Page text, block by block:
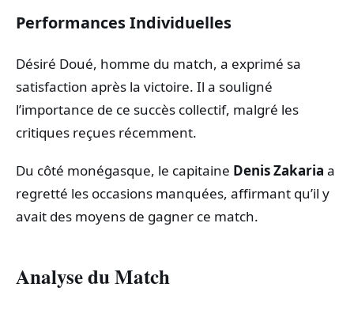
Performances Individuelles
Désiré Doué, homme du match, a exprimé sa
satisfaction après la victoire. Il a souligné
l’importance de ce succès collectif, malgré les
critiques reçues récemment.
Du côté monégasque, le capitaine Denis Zakaria a
regretté les occasions manquées, affirmant qu’il y
avait des moyens de gagner ce match.
Analyse du Match